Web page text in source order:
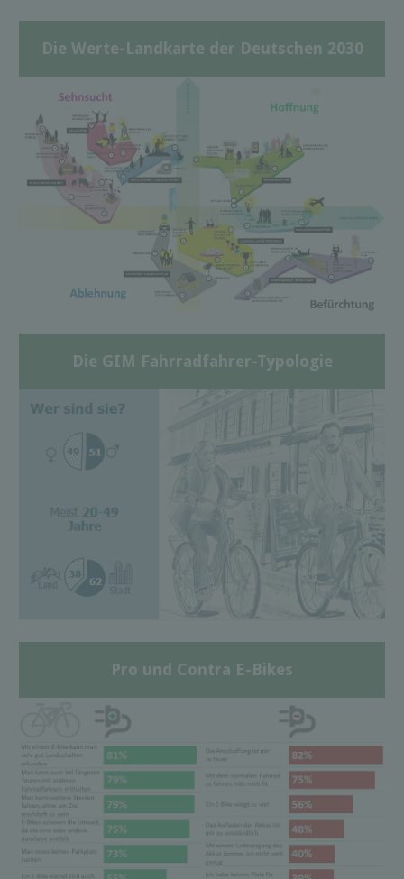
Die Werte-Landkarte der Deutschen 2030
Die GIM Fahrradfahrer-Typologie
Pro und Contra E-Bikes